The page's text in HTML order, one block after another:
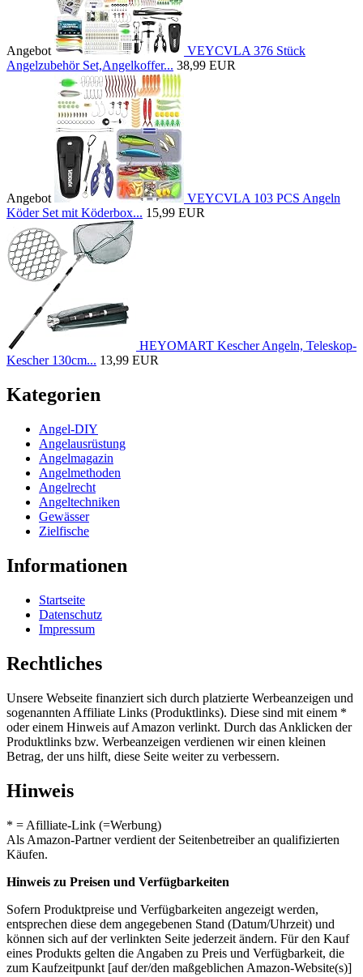
Angebot
VEYCVLA 376 Stück
Angelzubehör Set,Angelkoffer... 38,99 EUR
Angebot
VEYCVLA 103 PCS Angeln
Köder Set mit Köderbox... 15,99 EUR
HEYOMART Kescher Angeln, Teleskop-
Kescher 130cm... 13,99 EUR
Kategorien
Angel-DIY
Angelausrüstung
Angelmagazin
Angelmethoden
Angelrecht
Angeltechniken
Gewässer
Zielfische
Informationen
Startseite
Datenschutz
Impressum
Rechtliches
Unsere Webseite finanziert sich durch platzierte Werbeanzeigen und
sogenannten Affiliate Links (Produktlinks). Diese sind mit einem *
oder einem Hinweis auf Amazon verlinkt. Durch das Anklicken der
Produktlinks bzw. Werbeanzeigen verdienen wir einen kleinen
Betrag, der uns hilft, diese Seite weiter zu verbessern.
Hinweis
* = Afilliate-Link (=Werbung)
Als Amazon-Partner verdient der Seitenbetreiber an qualifizierten
Käufen.
Hinweis zu Preisen und Verfügbarkeiten
Sofern Produktpreise und Verfügbarkeiten angezeigt werden,
entsprechen diese dem angegebenen Stand (Datum/Uhrzeit) und
können sich auf der verlinkten Seite jederzeit ändern. Für den Kauf
eines Produkts gelten die Angaben zu Preis und Verfügbarkeit, die
zum Kaufzeitpunkt [auf der/den maßgeblichen Amazon-Website(s)]